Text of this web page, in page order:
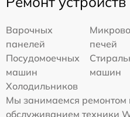
Варочных
панелей
печей
Посудомоечных
машин
машин
Холодильников
Мы занимаемся ремонтом
обслуживанием техники